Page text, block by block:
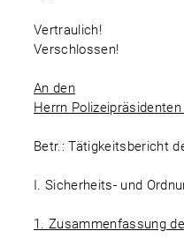
Vertraulich!
Verschlossen!
An den
Herrn
Betr.: Tätigkeitsbericht
I. Sicherheits- und
1. Zusammenfassung